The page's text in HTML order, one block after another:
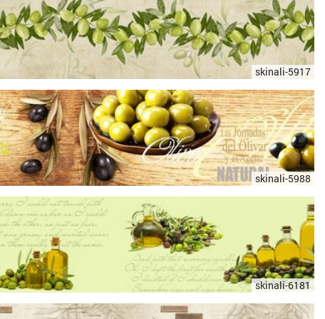
skinali-5917
skinali-5988
skinali-6181